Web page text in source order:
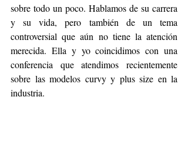
sobre todo un poco. Hablamos de su carrera
y su vida, pero también de un tema
controversial que aún no tiene la atención
merecida. Ella y yo coincidimos con una
conferencia que atendimos recientemente
sobre las modelos curvy y plus size en la
industria.